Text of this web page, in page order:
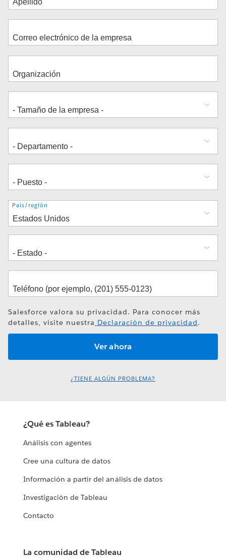
Dirección
País/región
Salesforce valora su privacidad. Para conocer más
detalles, visite nuestra Declaración de privacidad.
¿TIENE ALGÚN PROBLEMA?
¿Qué es Tableau?
Análisis con agentes
Cree una cultura de datos
Información a partir del análisis de datos
Investigación de Tableau
Contacto
La comunidad de Tableau